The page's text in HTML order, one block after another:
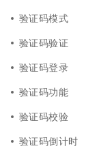
验证码模式
验证码验证
验证码登录
验证码功能
验证码校验
验证码倒计时